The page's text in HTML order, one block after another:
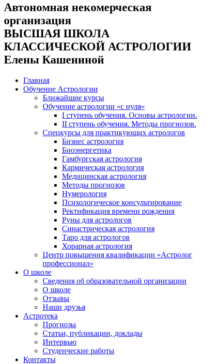
Автономная некомерческая
организация
ВЫСШАЯ ШКОЛА
КЛАССИЧЕСКОЙ АСТРОЛОГИИ
Елены Кашениной
Главная
Обучение Астрологии
Ближайшие курсы
Обучение астрологии «с нуля»
I ступень обучения. Основы астрологии.
II ступень обучения. Методы прогнозов.
Спецкурсы для практикующих астрологов
Бизнес астрология
Биоэнергетика
Гамбургская астрология
Кармическая астрология
Медицинская астрология
Методы прогнозов
Нумерология
Психологическое консультирование
Ректификация времени рождения
Руны для астрологов
Синастрическая астрология
Таро для астрологов
Хорарная астрология
Центр повышения квалификации «Астролог
профессионал»
О школе
Сведения об образовательной организации
О школе
Отзывы
Наши друзья
Астротека
Прогнозы
Статьи, публикации, доклады
Интервью
Студенческие работы
Контакты